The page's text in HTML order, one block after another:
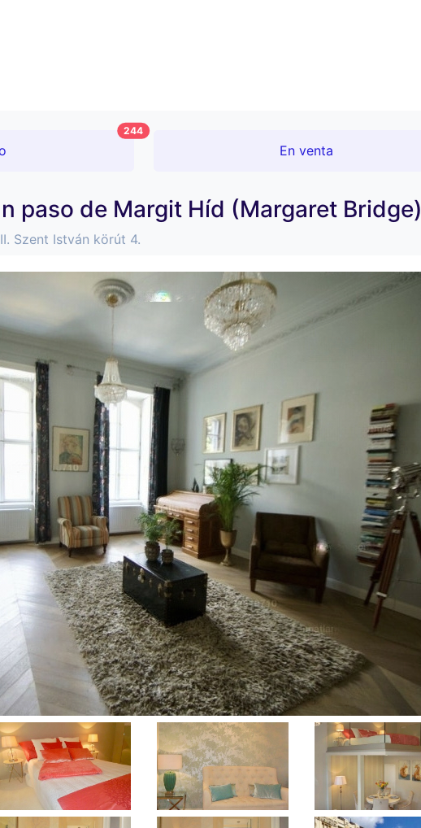
244
En venta
paso de Margit Híd (Margaret Bridge)
Szent István körút 4.